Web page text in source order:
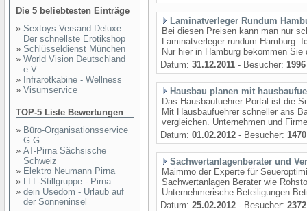
Die 5 beliebtesten Einträge
» Sextoys Versand Deluxe
Der schnellste Erotikshop
» Schlüsseldienst München
» World Vision Deutschland
e.V.
» Infrarotkabine - Wellness
» Visumservice
TOP-5 Liste Bewertungen
» Büro-Organisationsservice
G.G.
» AT-Pirna Sächsische
Schweiz
» Elektro Neumann Pirna
» LLL-Stillgruppe - Pirna
» dein Usedom - Urlaub auf
der Sonneninsel
Laminatverleger Rundum
Bei diesen Preisen kann man nur
Laminatverleger rundum Hamburg.
Nur hier in Hamburg bekommen
Datum: 31.12.2011 - Besucher: 1996
Hausbau planen mit
Das Hausbaufuehrer Portal ist die
Mit Hausbaufuehrer schneller ans
vergleichen. Unternehmen und
Datum: 01.02.2012 - Besucher: 1470
Sachwertanlagenberater und
Maimmo der Experte für
Sachwertanlagen Berater wie
Unternehmerische Beteiligungen
Datum: 25.02.2012 - Besucher: 2372